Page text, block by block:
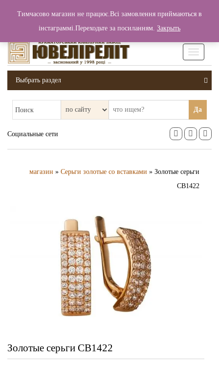
Вход / Регистрация 0 грн.
Выбрать раздел
Поиск Да
Социальные сети
магазин » Серьги золотые со вставками » Золотые серьги
СВ1422
Золотые серьги СВ1422
Тимчасово магазин не працює.Всі замовлення приймаються в
інстаграммі.Переходьте за посиланням. Закрыть